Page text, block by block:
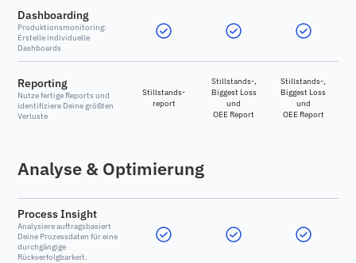
Dashboarding
Produktionsmonitoring:
Erstelle individuelle
Dashboards
Reporting
Nutze fertige Reports und
identifiziere Deine größten
Verluste
Stillstands-
report
Stillstands-,
Biggest Loss
und
OEE Report
Stillstands-,
Biggest Loss
und
OEE Report
Analyse & Optimierung
Process Insight
Analysiere auftragsbasiert
Deine Prozessdaten für eine
durchgängige
Rückverfolgbarkeit.